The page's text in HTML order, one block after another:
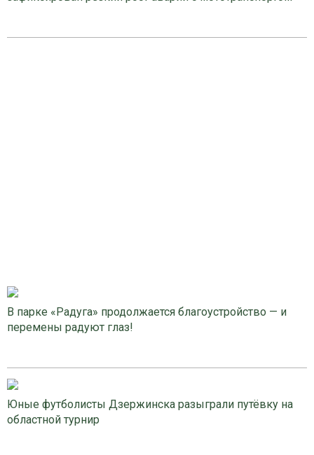
В парке «Радуга» продолжается благоустройство — и
перемены радуют глаз!
Юные футболисты Дзержинска разыграли путёвку на
областной турнир